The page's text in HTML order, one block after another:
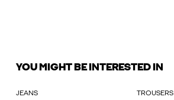
YOU MIGHT BE INTERESTED IN
JEANS TROUSERS